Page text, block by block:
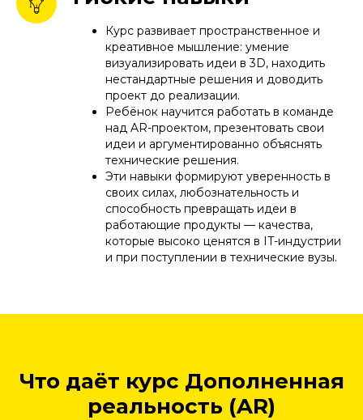
Курс развивает пространственное и
креативное мышление: умение
визуализировать идеи в 3D, находить
нестандартные решения и доводить
проект до реализации.
Ребёнок научится работать в команде
над AR-проектом, презентовать свои
идеи и аргументированно объяснять
технические решения.
Эти навыки формируют уверенность в
своих силах, любознательность и
способность превращать идеи в
работающие продукты — качества,
которые высоко ценятся в IT-индустрии
и при поступлении в технические вузы.
Что даёт курс Дополненная
реальность (AR)